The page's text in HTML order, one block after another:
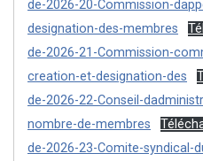
de-2026-20-Commission-
designation-des-membres
de-2026-21-Commission-
creation-et-designation-des
de-2026-22-Conseil-
nombre-de-membres
de-2026-23-Comite-syndical-